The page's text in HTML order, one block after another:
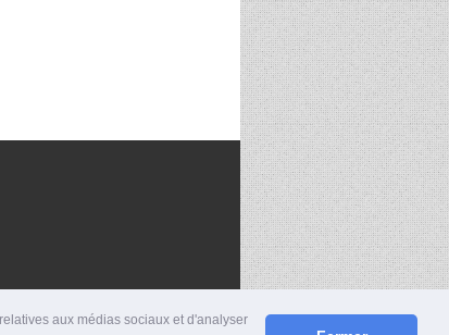
aux médias sociaux et d'analyser